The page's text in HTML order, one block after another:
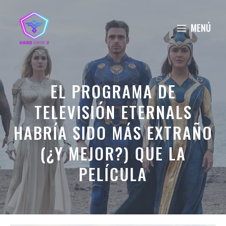
contenido
MENÚ
EL PROGRAMA DE
TELEVISIÓN ETERNALS
HABRÍA SIDO MÁS EXTRAÑO
(¿Y MEJOR?) QUE LA
PELÍCULA